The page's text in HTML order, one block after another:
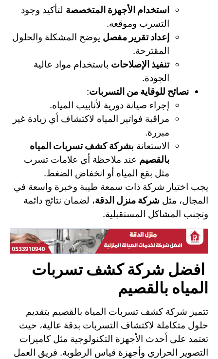
استخدام الأجهزة المتخصصة لتأكيد وجود
التسرب وموقعه.
إعداد تقرير مفصل يوضح المشكلة والحلول
المقترحة.
تنفيذ الإصلاحات باستخدام مواد عالية
الجودة.
نصائح للوقاية من التسربات:
إجراء صيانة دورية لأنابيب المياه.
مراقبة فواتير المياه لاكتشاف أي زيادة غير
مبررة.
الاستعانة بشركة كشف تسربات المياه
بالقصيم عند ملاحظة أي علامات تسرب
مثل بقع المياه أو انخفاض الضغط.
يجب اختيار شركة ذات سمعة طيبة وخبرة واسعة في
المجال، مثل شركة منزل الدقة، لضمان نتائج دائمة
وتجنب المشاكل المستقبلية.
افضل شركة كشف تسربات
المياه بالقصيم
تتميز شركة كشف تسربات المياه بالقصيم بتقديم
حلول متكاملة لاكتشاف التسربات بدقة عالية، حيث
تعتمد على أحدث الأجهزة التكنولوجية مثل كاميرات
التصوير الحراري وأجهزة قياس الرطوبة. فريق العمل